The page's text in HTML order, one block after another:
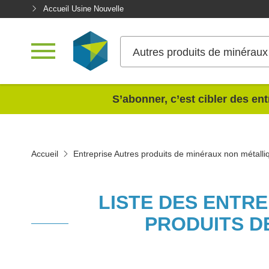
Accueil Usine Nouvelle
Autres produits de
S’abonner, c’est cibler des
Accueil Entreprise Autres produits de minéraux non
LISTE DES
PRODUITS